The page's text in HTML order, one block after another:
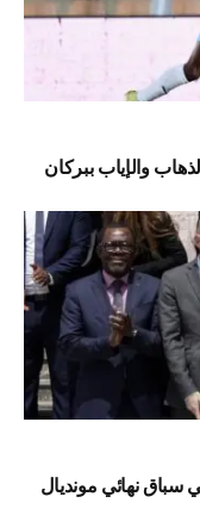
والإياب ببركان
سباق نهائي مونديال